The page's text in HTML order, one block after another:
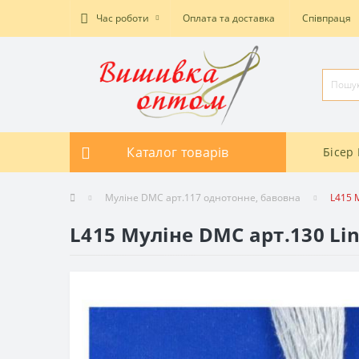
Час роботи Оплата та доставка Співпраця
Каталог товарів Бісер
Муліне DMC арт.117 однотонне, бавовна L415
L415 Муліне DMC арт.130